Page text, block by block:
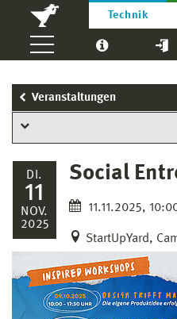
Technik
Veranstaltungen
DI.
11
NOV.
2025
Social
11.11.2025,
StartUpYard,